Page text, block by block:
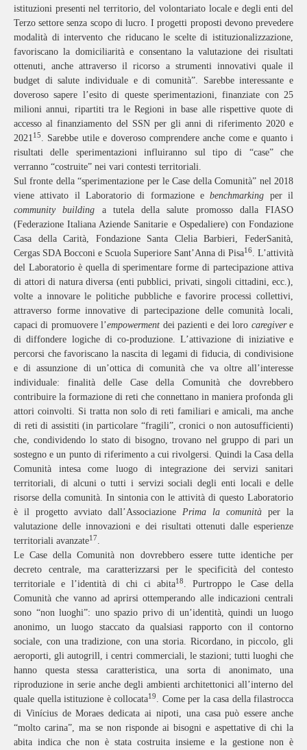
istituzioni presenti nel territorio, del volontariato locale e degli enti del
Terzo settore senza scopo di lucro. I progetti proposti devono prevedere
modalità di intervento che riducano le scelte di istituzionalizzazione,
favoriscano la domiciliarità e consentano la valutazione dei risultati
ottenuti, anche attraverso il ricorso a strumenti innovativi quale il
budget di salute individuale e di comunità”. Sarebbe interessante e
doveroso sapere l’esito di queste sperimentazioni, finanziate con 25
milioni annui, ripartiti tra le Regioni in base alle rispettive quote di
accesso al finanziamento del SSN per gli anni di riferimento 2020 e
2021 15
. Sarebbe utile e doveroso comprendere anche come e quanto i
risultati delle sperimentazioni influiranno sul tipo di “case” che
verranno “costruite” nei vari contesti territoriali.
Sul fronte della “sperimentazione per le Case della Comunità” nel 2018
viene attivato il Laboratorio di formazione ebenchmarking per il
community building a tutela della salute promosso dalla FIASO
(Federazione Italiana Aziende Sanitarie e Ospedaliere) con Fondazione
Casa della Carità, Fondazione Santa Clelia Barbieri, FederSanità,
Cergas SDA Bocconi e Scuola Superiore Sant’Anna di Pisa16
. L’attività
del Laboratorio è quella di sperimentare forme di partecipazione attiva
di attori di natura diversa (enti pubblici, privati, singoli cittadini, ecc.),
volte a innovare le politiche pubbliche e favorire processi collettivi,
attraverso forme innovative di partecipazione delle comunità locali,
capaci di promuovere l’empowerment dei pazienti e dei loro caregivere
di diffondere logiche di co-produzione. L’attivazione di iniziative e
percorsi che favoriscano la nascita di legami di fiducia, di condivisione
e di assunzione di un’ottica di comunità che va oltre all’interesse
individuale: finalità delle Case della Comunità che dovrebbero
contribuire la formazione di reti che connettano in maniera profonda gli
attori coinvolti. Si tratta non solo di reti familiari e amicali, ma anche
di reti di assistiti (in particolare “fragili”, cronici o non autosufficienti)
che, condividendo lo stato di bisogno, trovano nel gruppo di pari un
sostegno e un punto di riferimento a cui rivolgersi. Quindi la Casa della
Comunità intesa come luogo di integrazione dei servizi sanitari
territoriali, di alcuni o tutti i servizi sociali degli enti locali e delle
risorse della comunità. In sintonia con le attività di questo Laboratorio
è il progetto avviato dall’Associazione Prima la comunità per la
valutazione delle innovazioni e dei risultati ottenuti dalle esperienze
territoriali avanzate17
Le Case della Comunità non dovrebbero essere tutte identiche per
decreto centrale, ma caratterizzarsi per le specificità del contesto
territoriale e l’identità di chi ci abita18
. Purtroppo le Case della
Comunità che vanno ad aprirsi ottemperando alle indicazioni centrali
sono “non luoghi”: uno spazio privo di un’identità, quindi un luogo
anonimo, un luogo staccato da qualsiasi rapporto con il contorno
sociale, con una tradizione, con una storia. Ricordano, in piccolo, gli
aeroporti, gli autogrill, i centri commerciali, le stazioni; tutti luoghi che
hanno questa stessa caratteristica, una sorta di anonimato, una
riproduzione in serie anche degli ambienti architettonici all’interno del
quale quella istituzione è collocata19
. Come per la casa della filastrocca
di Vinícius de Moraes dedicata ai nipoti, una casa può essere anche
“molto carina”, ma se non risponde ai bisogni e aspettative di chi la
abita indica che non è stata costruita insieme e la gestione non è